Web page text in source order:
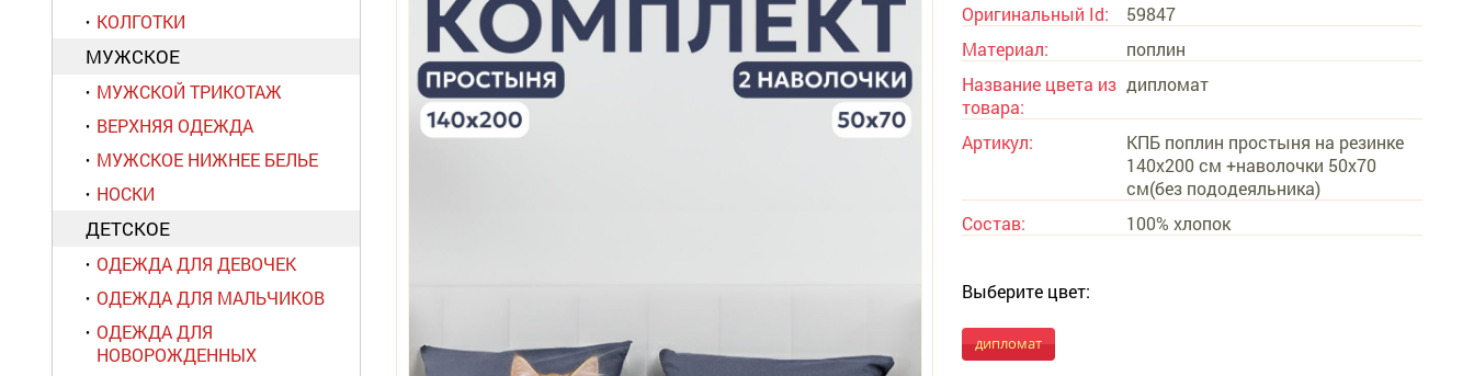
КОЛГОТКИ
МУЖСКОЕ
МУЖСКОЙ ТРИКОТАЖ
ВЕРХНЯЯ ОДЕЖДА
МУЖСКОЕ НИЖНЕЕ БЕЛЬЕ
НОСКИ
ДЕТСКОЕ
ОДЕЖДА ДЛЯ ДЕВОЧЕК
ОДЕЖДА ДЛЯ МАЛЬЧИКОВ
ОДЕЖДА ДЛЯ
НОВОРОЖДЕННЫХ
Оригинальный Id:
59847
Материал:
поплин
Название цвета из
товара:
дипломат
Артикул:
КПБ поплин простыня на резинке
140х200 см +наволочки 50х70
см(без пододеяльника)
Состав:
100% хлопок
Выберите цвет:
дипломат